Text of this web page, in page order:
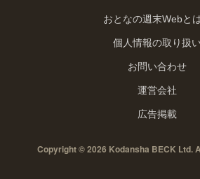
おとなの週末Webと
個人情報の取り扱い
お問い合わせ
運営会社
広告掲載
Copyright © 2026 Kodansha BECK Ltd.